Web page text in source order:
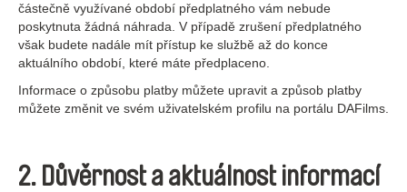
částečně využívané období předplatného vám nebude
poskytnuta žádná náhrada. V případě zrušení předplatného
však budete nadále mít přístup ke službě až do konce
aktuálního období, které máte předplaceno.
Informace o způsobu platby můžete upravit a způsob platby
můžete změnit ve svém uživatelském profilu na portálu DAFilms.
2. Důvěrnost a aktuálnost informací